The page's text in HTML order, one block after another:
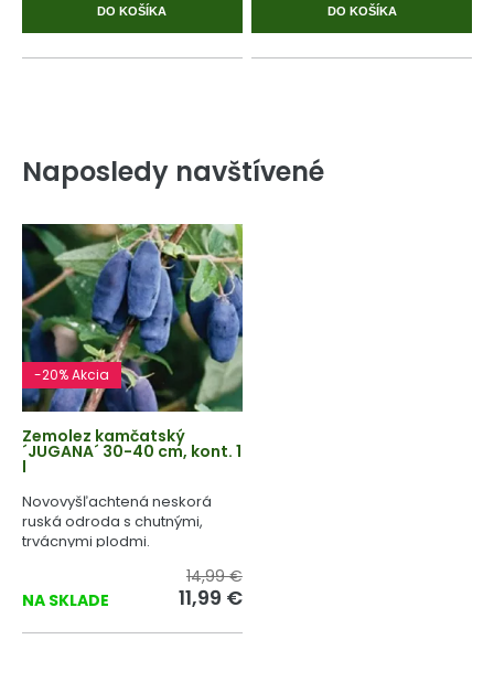
DO KOŠÍKA DO KOŠÍKA
Naposledy navštívené
-20% Akcia
Zemolez kamčatský
´JUGANA´ 30-40 cm, kont. 1
l
Novovyšľachtená neskorá
ruská odroda s chutnými,
trvácnymi plodmi.
NA SKLADE
14,99 €
11,99 €